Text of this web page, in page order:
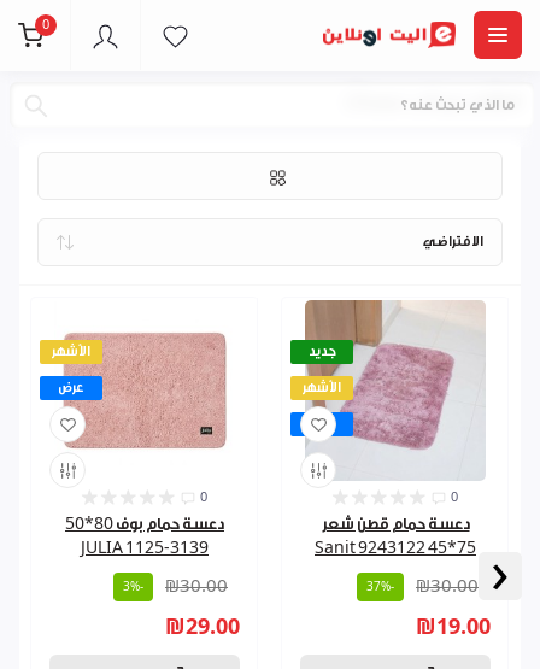
0
‹
اطقم حمام دعسات
الأشهر
عرض
0
دعسة حمام بوف 80*50
JULIA 1125-3139
₪30.00
-3%
₪29.00
جديد
الأشهر
عرض
0
دعسة حمام قطن شعر
75*45 9243122 Sanit
₪30.00
-37%
₪19.00